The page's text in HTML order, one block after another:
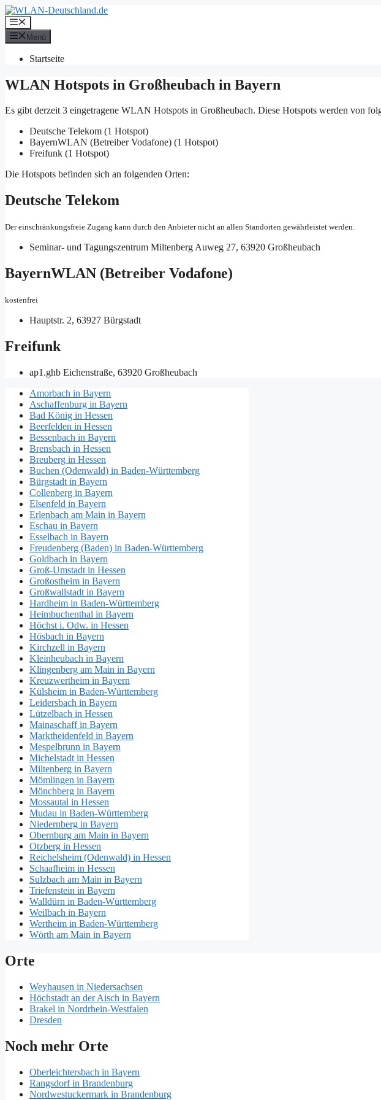
Zum
Inhalt
springen
Menü
Menü
Startseite
WLAN Hotspots in Großheubach in Bayern
Es gibt derzeit 3 eingetragene WLAN Hotspots in Großheubach. Diese Hotspots werden von
Deutsche Telekom (1 Hotspot)
BayernWLAN (Betreiber Vodafone) (1 Hotspot)
Freifunk (1 Hotspot)
Die Hotspots befinden sich an folgenden Orten:
Deutsche Telekom
Der einschränkungsfreie Zugang kann durch den Anbieter nicht an allen Standorten gewährleistet werden.
Seminar- und Tagungszentrum Miltenberg Auweg 27, 63920 Großheubach
BayernWLAN (Betreiber Vodafone)
kostenfrei
Hauptstr. 2, 63927 Bürgstadt
Freifunk
ap1.ghb Eichenstraße, 63920 Großheubach
Amorbach in Bayern
Aschaffenburg in Bayern
Bad König in Hessen
Beerfelden in Hessen
Bessenbach in Bayern
Brensbach in Hessen
Breuberg in Hessen
Buchen (Odenwald) in Baden-Württemberg
Bürgstadt in Bayern
Collenberg in Bayern
Elsenfeld in Bayern
Erlenbach am Main in Bayern
Eschau in Bayern
Esselbach in Bayern
Freudenberg (Baden) in Baden-Württemberg
Goldbach in Bayern
Groß-Umstadt in Hessen
Großostheim in Bayern
Großwallstadt in Bayern
Hardheim in Baden-Württemberg
Heimbuchenthal in Bayern
Höchst i. Odw. in Hessen
Hösbach in Bayern
Kirchzell in Bayern
Kleinheubach in Bayern
Klingenberg am Main in Bayern
Kreuzwertheim in Bayern
Külsheim in Baden-Württemberg
Leidersbach in Bayern
Lützelbach in Hessen
Mainaschaff in Bayern
Marktheidenfeld in Bayern
Mespelbrunn in Bayern
Michelstadt in Hessen
Miltenberg in Bayern
Mömlingen in Bayern
Mönchberg in Bayern
Mossautal in Hessen
Mudau in Baden-Württemberg
Niedernberg in Bayern
Obernburg am Main in Bayern
Otzberg in Hessen
Reichelsheim (Odenwald) in Hessen
Schaafheim in Hessen
Sulzbach am Main in Bayern
Triefenstein in Bayern
Walldürn in Baden-Württemberg
Weilbach in Bayern
Wertheim in Baden-Württemberg
Wörth am Main in Bayern
Orte
Weyhausen in Niedersachsen
Höchstadt an der Aisch in Bayern
Brakel in Nordrhein-Westfalen
Dresden
Noch mehr Orte
Oberleichtersbach in Bayern
Rangsdorf in Brandenburg
Nordwestuckermark in Brandenburg